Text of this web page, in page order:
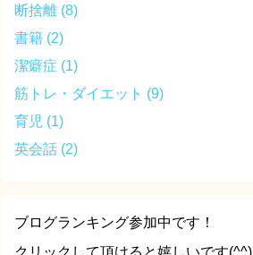
断捨離 (8)
書籍 (2)
潔癖症 (1)
筋トレ・ダイエット (9)
育児 (1)
英会話 (2)
ブログランキング参加中です！
クリックして頂けると嬉しいです(^^)